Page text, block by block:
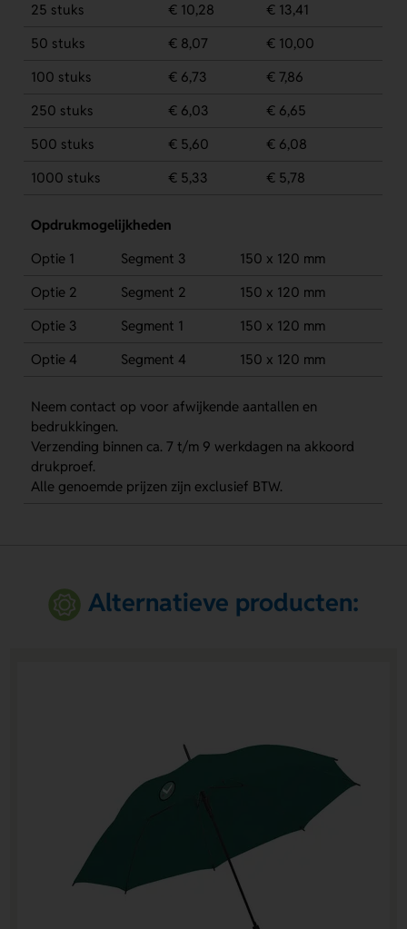
25 stuks € 10,28
€ 13,41
50 stuks
€ 8,07
€ 10,00
100 stuks
€ 6,73
€ 7,86
250 stuks
€ 6,03
€ 6,65
500 stuks
€ 5,60
€ 6,08
1000 stuks
€ 5,33 € 5,78
Opdrukmogelijkheden
Optie 1
Segment 3
150 x 120 mm
Optie 2
Segment 2
150 x 120 mm
Optie 3
Segment 1
150 x 120 mm
Optie 4
Segment 4 150 x 120 mm
Neem contact op voor afwijkende aantallen en
bedrukkingen.
Verzending binnen ca. 7 t/m 9 werkdagen na akkoord
drukproef.
Alle genoemde prijzen zijn exclusief BTW.
Alternatieve producten: